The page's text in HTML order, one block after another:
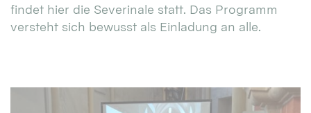
findet hier die Severinale statt. Das Programm
versteht sich bewusst als Einladung an alle.